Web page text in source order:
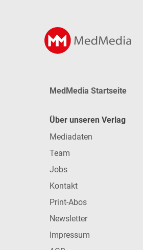
MedMedia Startseite
Über unseren Verlag
Mediadaten
Team
Jobs
Kontakt
Print-Abos
Newsletter
Impressum